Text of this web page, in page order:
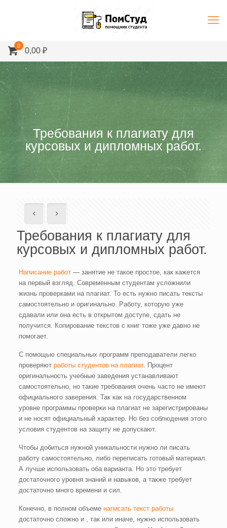
0
0,00 ₽
Требования к плагиату для
курсовых и дипломных работ.
Требования к плагиату для
курсовых и дипломных работ.
Написание работ — занятие не такое простое, как кажется
на первый взгляд. Современным студентам усложнили
жизнь проверками на плагиат. То есть нужно писать тексты
самостоятельно и оригинально. Работу, которую уже
сдавали или она есть в открытом доступе, сдать не
получится. Копирование текстов с книг тоже уже давно не
помогает.
С помощью специальных программ преподаватели легко
проверяют работы студентов на плагиат. Процент
оригинальность учебные заведения устанавливают
самостоятельно, но такие требования очень часто не имеют
официального заверения. Так как на государственном
уровне программы проверки на плагиат не зарегистрированы
и не носят официальный характер. Но без соблюдения этого
условия студентов на защиту не допускают.
Чтобы добиться нужной уникальности нужно ли писать
работу самостоятельно, либо переписать готовый материал.
А лучше использовать оба варианта. Но это требует
достаточного уровня знаний и навыков, а также требует
достаточно много времени и сил.
Конечно, в полном объеме написать текст работы
достаточно сложно и , так или иначе, нужно использовать